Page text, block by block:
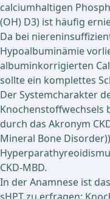
calciumhaltigen
(OH) D3) ist häufig
Da bei
Hypoalbuminämie
albuminkorrigierten
sollte ein komplettes
Der Systemcharakter
Knochenstoffwechsels
durch das Akronym
Mineral Bone
CKD-MBD.
In der Anamnese ist